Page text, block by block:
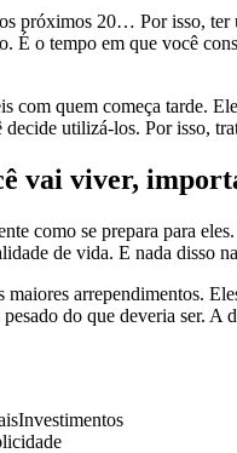
próximos 20… Por isso,
o tempo em que você
com quem começa tarde.
utilizá-los. Por isso,
vai viver,
como se prepara para
de vida. E nada disso
maiores arrependimentos.
do que deveria ser. A
Investimentos